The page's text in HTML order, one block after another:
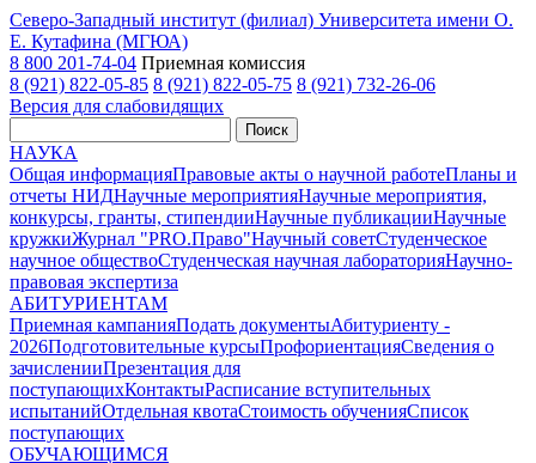
Северо-Западный институт (филиал) Университета имени О.
Е. Кутафина (МГЮА)
8 800 201-74-04 Приемная комиссия
8 (921) 822-05-85 8 (921) 822-05-75 8 (921) 732-26-06
Версия для слабовидящих
Поиск
НАУКА
Общая информацияПравовые акты о научной работеПланы и
отчеты НИДНаучные мероприятияНаучные мероприятия,
конкурсы, гранты, стипендииНаучные публикацииНаучные
кружкиЖурнал "PRO.Право"Научный советСтуденческое
научное обществоСтуденческая научная лабораторияНаучно-
правовая экспертиза
АБИТУРИЕНТАМ
Приемная кампанияПодать документыАбитуриенту -
2026Подготовительные курсыПрофориентацияСведения о
зачисленииПрезентация для
поступающихКонтактыРасписание вступительных
испытанийОтдельная квотаСтоимость обученияCписок
поступающих
ОБУЧАЮЩИМСЯ